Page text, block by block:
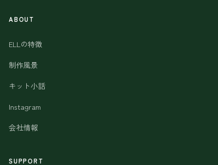
ABOUT
ELLの特徴
制作風景
キット小話
Instagram
会社情報
SUPPORT